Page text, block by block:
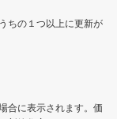
ちの１つ以上に更新が
合に表示されます。価